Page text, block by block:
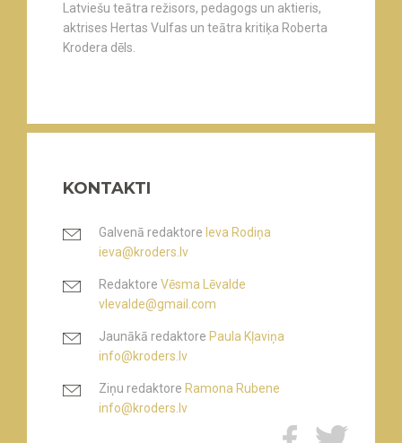
Latviešu teātra režisors, pedagogs un aktieris,
aktrises Hertas Vulfas un teātra kritiķa Roberta
Krodera dēls.
KONTAKTI
Galvenā redaktore Ieva Rodiņa
ieva@kroders.lv
Redaktore Vēsma Lēvalde
vlevalde@gmail.com
Jaunākā redaktore Paula Kļaviņa
info@kroders.lv
Ziņu redaktore Ramona Rubene
info@kroders.lv